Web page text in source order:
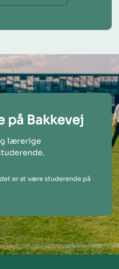
på Bakkevej
lærerige
er at være studerende på